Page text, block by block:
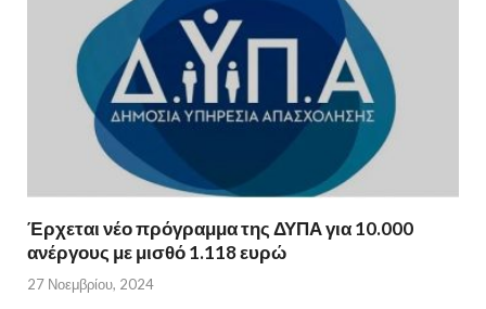
Έρχεται νέο πρόγραμμα της ΔΥΠΑ για 10.000
ανέργους με μισθό 1.118 ευρώ
27 Νοεμβρίου, 2024